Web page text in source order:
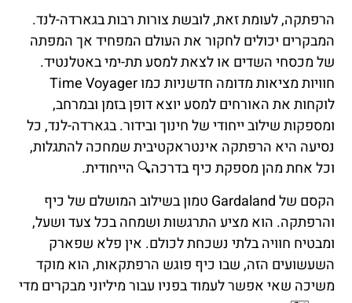
הרפתקה, לעומת זאת, לובשת צורות רבות בגארדה-לנד.
המבקרים יכולים לחקור את העולם המפחיד אך המפתה
של מכסחי השדים או לצאת למסע תת-ימי באטלנטיד.
חוויות מציאות מדומה חדשניות כמו Time Voyager
לוקחות את האורחים למסע יוצא דופן בזמן ובמרחב,
ומספקות שילוב ייחודי של חינוך ובידור. בגארדה-לנד, כל
נסיעה היא הרפתקה אינטראקטיבית שמחכה להתגלות,
וכל אחת מהן מספקת כיף בדרכה🔍 הייחודית.
הקסם של Gardaland טמון בשילוב המושלם של כיף
והרפתקה. הוא מציע התרגשות ושמחה בכל צעד ושעל,
ומבטיח חוויה בלתי נשכחת לכולם. אין פלא שפארק
השעשועים הזה, שבו כיף פוגש הרפתקאות, הוא מוקד
משיכה שאי אפשר לעמוד בפניו עבור מיליוני מבקרים מדי